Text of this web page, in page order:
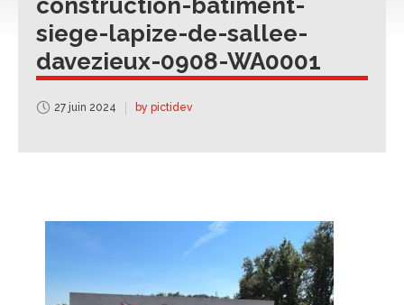
construction-batiment-
siege-lapize-de-sallee-
davezieux-0908-WA0001
27 juin 2024 by pictidev